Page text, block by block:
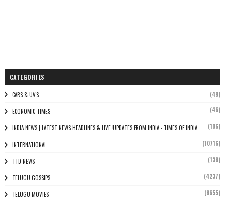
CATEGORIES
CARS & UV'S (49)
ECONOMIC TIMES (46)
INDIA NEWS | LATEST NEWS HEADLINES & LIVE UPDATES FROM INDIA - TIMES OF INDIA (106)
INTERNATIONAL (10716)
TTD NEWS (138)
TELUGU GOSSIPS (4237)
TELUGU MOVIES (8655)